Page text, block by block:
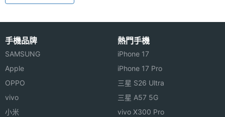
手機品牌
SAMSUNG
Apple
OPPO
vivo
小米
熱門手機
iPhone 17
iPhone 17 Pro
三星 S26 Ultra
三星 A57 5G
vivo X300 Pro